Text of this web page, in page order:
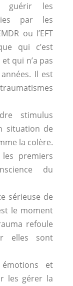
guérir les
par les
ou l’EFT
qui c’est
qui n’a pas
Il est
stimulus
situation de
la colère.
premiers
du
sérieuse de
le moment
refoule
elles sont
et
les gérer la